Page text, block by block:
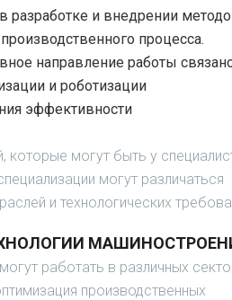
разработке и внедрении
процесса.
направление работы
и роботизации
эффективности
которые могут быть у
могут различаться
и технологических
работать в различных
производственных